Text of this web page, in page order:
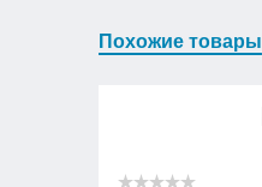
Похожие товары